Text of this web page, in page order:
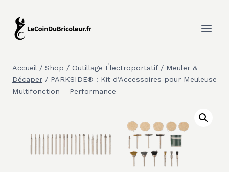
contenu
Accueil / Shop / Outillage Électroportatif / Meuler &
Décaper / PARKSIDE® : Kit d’Accessoires pour Meuleuse
Multifonction – Performance